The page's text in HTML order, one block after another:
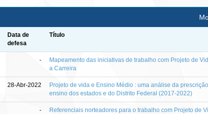
Data de
defesa
Título
-
Mapeamento das iniciativas de trabalho com Projeto de
a Carreira
28-Abr-2022
Projeto de vida e Ensino Médio : uma análise da
ensino dos estados e do Distrito Federal (2017-2022)
-
Referenciais norteadores para o trabalho com Projeto de